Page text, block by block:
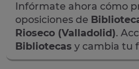
Infórmate ahora cómo
oposiciones de
Rioseco (Valladolid).
Bibliotecas y cambia tu